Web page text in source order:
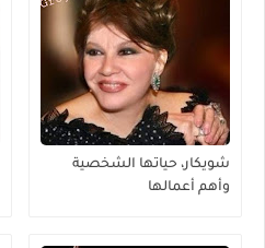
شويكار، حياتها الشخصية
وأهم أعمالها